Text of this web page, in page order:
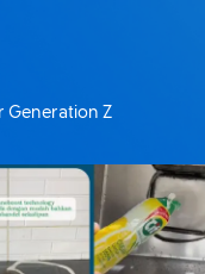
Generation Z